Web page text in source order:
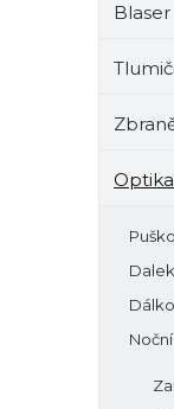
Blaser
Optika